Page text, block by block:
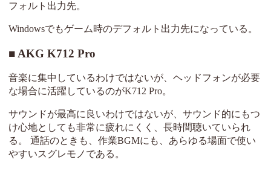
フォルト出力先。
Windowsでもゲーム時のデフォルト出力先になっている。
AKG K712 Pro
音楽に集中しているわけではないが、ヘッドフォンが必要
な場合に活躍しているのがK712 Pro。
サウンドが最高に良いわけではないが、サウンド的にもつ
け心地としても非常に疲れにくく、長時間聴いていられ
る。 通話のときも、作業BGMにも、あらゆる場面で使い
やすいスグレモノである。